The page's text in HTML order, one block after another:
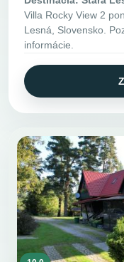
Villa Rocky View 2
Lesná, Slovensko.
informácie.